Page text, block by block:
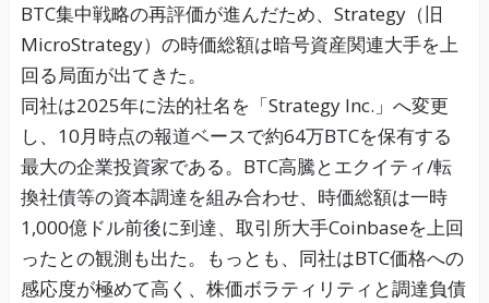
BTC集中戦略の再評価が進んだため、Strategy（旧
MicroStrategy）の時価総額は暗号資産関連大手を上
回る局面が出てきた。
同社は2025年に法的社名を「Strategy Inc.」へ変更
し、10月時点の報道ベースで約64万BTCを保有する
最大の企業投資家である。BTC高騰とエクイティ/転
換社債等の資本調達を組み合わせ、時価総額は一時
1,000億ドル前後に到達、取引所大手Coinbaseを上回
ったとの観測も出た。もっとも、同社はBTC価格への
感応度が極めて高く、株価ボラティリティと調達負債